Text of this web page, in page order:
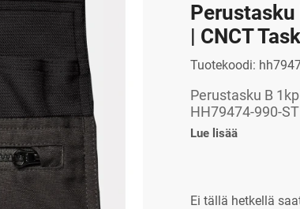
| CNCT
Tuotekoodi:
Perustasku B
HH79474-990-
Lue lisää
Ei tällä hetkellä